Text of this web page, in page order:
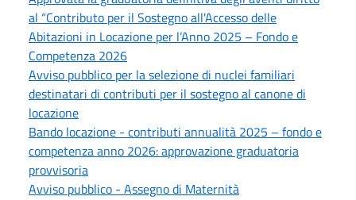
al “Contributo per il Sostegno all'Accesso delle
Abitazioni in Locazione per l’Anno 2025 – Fondo e
Competenza 2026
Avviso pubblico per la selezione di nuclei familiari
destinatari di contributi per il sostegno al canone di
locazione
Bando locazione - contributi annualità 2025 – fondo e
competenza anno 2026: approvazione graduatoria
provvisoria
Avviso pubblico - Assegno di Maternità